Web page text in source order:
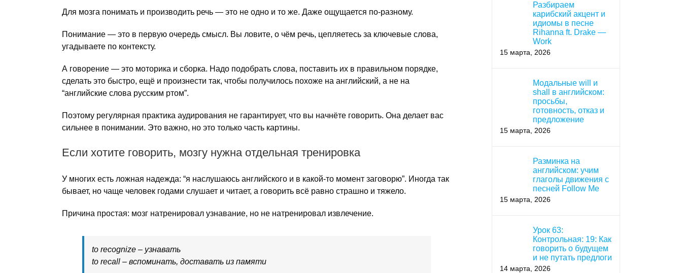
Для мозга понимать и производить речь — это не одно и то же. Даже ощущается по-разному.
Понимание — это в первую очередь смысл. Вы ловите, о чём речь, цепляетесь за ключевые слова,
угадываете по контексту.
А говорение — это моторика и сборка. Надо подобрать слова, поставить их в правильном порядке,
сделать это быстро, ещё и произнести так, чтобы получилось похоже на английский, а не на
“английские слова русским ртом”.
Поэтому регулярная практика аудирования не гарантирует, что вы начнёте говорить. Она делает вас
сильнее в понимании. Это важно, но это только часть картины.
Если хотите говорить, мозгу нужна отдельная тренировка
У многих есть ложная надежда: “я наслушаюсь английского и в какой-то момент заговорю”. Иногда так
бывает, но чаще человек годами слушает и читает, а говорить всё равно страшно и тяжело.
Причина простая: мозг натренировал узнавание, но не натренировал извлечение.
to recognize – узнавать
to recall – вспоминать, доставать из памяти
Разбираем
карибский акцент и
идиомы в песне
Rihanna ft. Drake —
Work
15 марта, 2026
Модальные will и
shall в английском:
просьбы,
готовность, отказ и
предложение
15 марта, 2026
Разминка на
английском: учим
глаголы движения с
песней Follow Me
15 марта, 2026
Урок 63:
Контрольная: 19: Как
говорить о будущем
и не путать предлоги
14 марта, 2026